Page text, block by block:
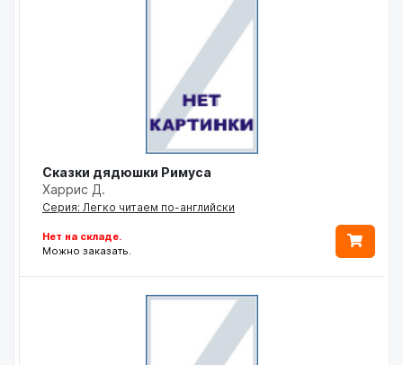
Сказки дядюшки Римуса
Харрис Д.
Серия: Легко читаем по-английски
Нет на складе.
Можно заказать.